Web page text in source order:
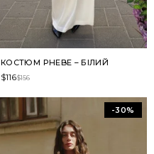
КОСТЮМ PHEBE – БІЛИЙ
$156
$116
-30%